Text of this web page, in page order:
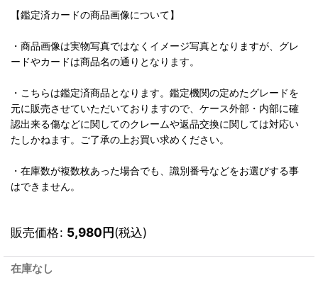
【鑑定済カードの商品画像について】
・商品画像は実物写真ではなくイメージ写真となりますが、グレ
ードやカードは商品名の通りとなります。
・こちらは鑑定済商品となります。鑑定機関の定めたグレードを
元に販売させていただいておりますので、ケース外部・内部に確
認出来る傷などに関してのクレームや返品交換に関しては対応い
たしかねます。ご了承の上お買い求めください。
・在庫数が複数枚あった場合でも、識別番号などをお選びする事
はできません。
販売価格: 5,980円(税込)
在庫なし